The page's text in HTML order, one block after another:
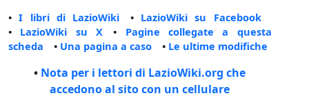
•I libri di LazioWiki • LazioWiki su Facebook
• LazioWiki su X • Pagine collegate a questa
scheda • Una pagina a caso • Le ultime modifiche
• Nota per i lettori di LazioWiki.org che
accedono al sito con un cellulare